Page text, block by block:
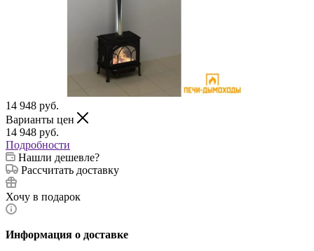
14 948 руб.
Варианты цен
14 948 руб.
Подробности
Нашли дешевле?
Рассчитать доставку
Хочу в подарок
Информация о доставке